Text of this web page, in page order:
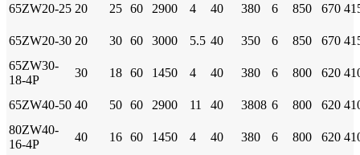
65ZW20-25 20 25 60 2900 4 40 380 6 850 670
65ZW20-30 20 30 60 3000 5.5 40 350 6 850 670
65ZW30-
18-4P
30 18 60 1450 4 40 380 6 800 620
65ZW40-50 40 50 60 2900 11 40 3808 6 800 620
80ZW40-
16-4P
40 16 60 1450 4 40 380 6 800 620